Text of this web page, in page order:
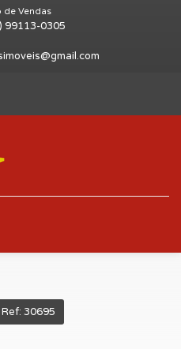
de Vendas
99113-0305
Ref: 30695